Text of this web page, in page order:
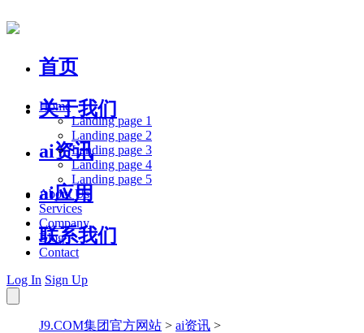
首页
关于我们
ai资讯
ai应用
联系我们
Home
Landing page 1
Landing page 2
Landing page 3
Landing page 4
Landing page 5
About Us
Services
Company
Blog
Contact
Log In Sign Up
J9.COM集团官方网站 > ai资讯 >